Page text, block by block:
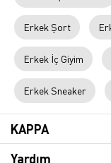
Erkek Şort
Erkek İç Giyim
Erkek Sneaker
KAPPA
Yardım